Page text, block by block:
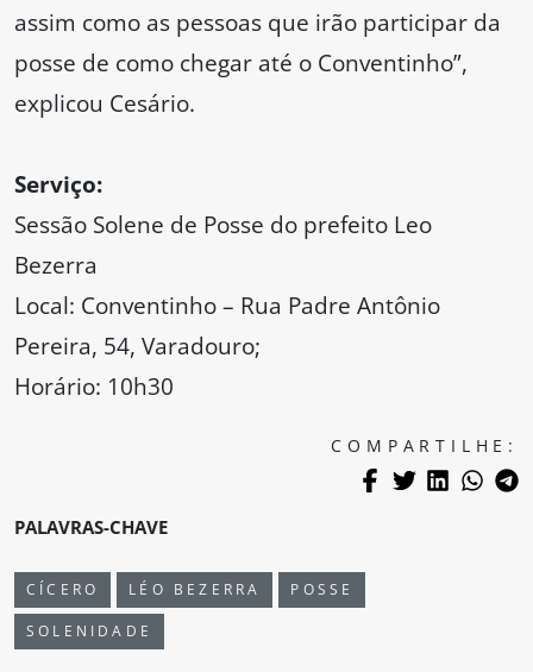
assim como as pessoas que irão participar da
posse de como chegar até o Conventinho”,
explicou Cesário.
Serviço:
Sessão Solene de Posse do prefeito Leo
Bezerra
Local: Conventinho – Rua Padre Antônio
Pereira, 54, Varadouro;
Horário: 10h30
COMPARTILHE:
PALAVRAS-CHAVE
CÍCERO LÉO BEZERRA POSSE
SOLENIDADE